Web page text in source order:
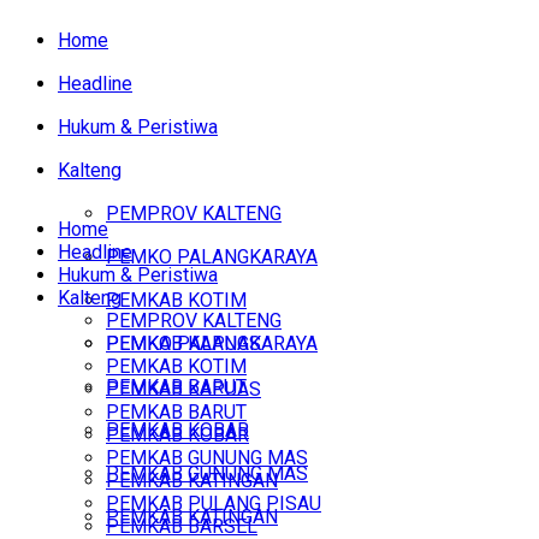
Home
Headline
Hukum & Peristiwa
Kalteng
PEMPROV KALTENG
PEMKO PALANGKARAYA
PEMKAB KOTIM
PEMKAB KAPUAS
PEMKAB BARUT
PEMKAB KOBAR
PEMKAB GUNUNG MAS
PEMKAB KATINGAN
Home
Headline
Hukum & Peristiwa
Kalteng
PEMPROV KALTENG
PEMKO PALANGKARAYA
PEMKAB KOTIM
PEMKAB KAPUAS
PEMKAB BARUT
PEMKAB KOBAR
PEMKAB GUNUNG MAS
PEMKAB KATINGAN
PEMKAB PULANG PISAU
PEMKAB BARSEL